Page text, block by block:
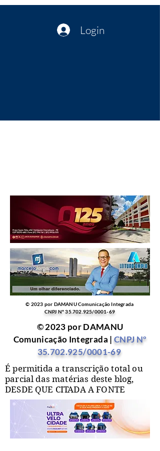
Login
© 2023 por DAMANU Comunicação Integrada
CNPJ Nº35.702.925/0001-69
© 2023 por DAMANU
Comunicação Integrada | CNPJ Nº
35.702.925/0001-69
É permitida a transcrição total ou
parcial das matérias deste blog,
DESDE QUE CITADA A FONTE